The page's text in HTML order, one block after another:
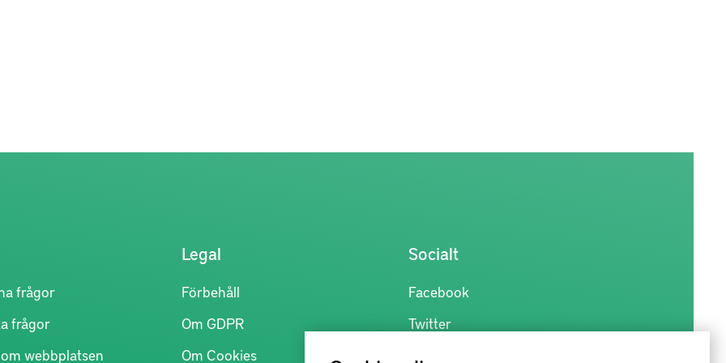
frågor
frågor
webbplatsen
Legal
Förbehåll
Om GDPR
Om Cookies
Socialt
Facebook
Twitter